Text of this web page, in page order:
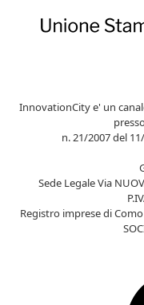
InnovationCity e' un
n. 21/2007 del
Sede Legale Via
Registro imprese di Como